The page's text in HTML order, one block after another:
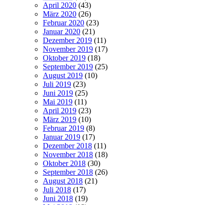
April 2020 (43)
März 2020 (26)
Februar 2020 (23)
Januar 2020 (21)
Dezember 2019 (11)
November 2019 (17)
Oktober 2019 (18)
September 2019 (25)
August 2019 (10)
Juli 2019 (23)
Juni 2019 (25)
Mai 2019 (11)
April 2019 (23)
März 2019 (10)
Februar 2019 (8)
Januar 2019 (17)
Dezember 2018 (11)
November 2018 (18)
Oktober 2018 (30)
September 2018 (26)
August 2018 (21)
Juli 2018 (17)
Juni 2018 (19)